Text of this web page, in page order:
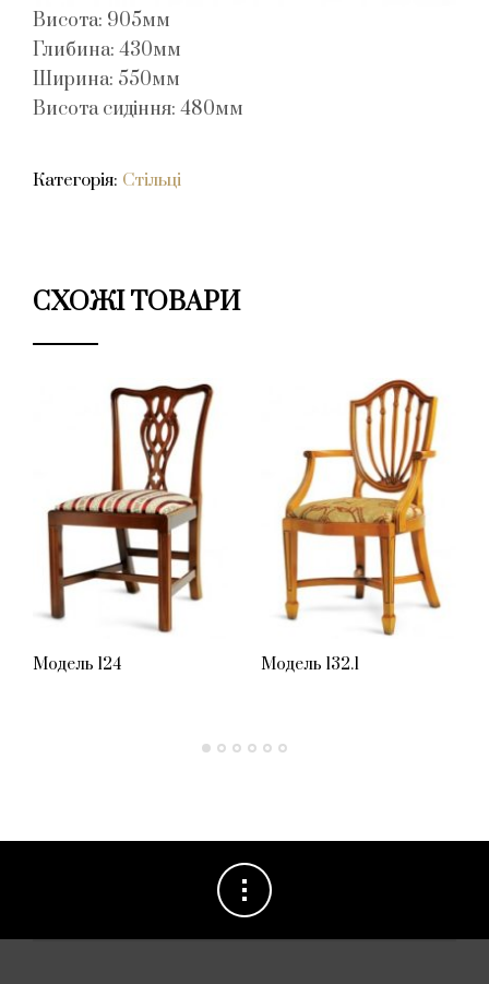
Висота: 905мм
Глибина: 430мм
Ширина: 550мм
Висота сидіння: 480мм
Категорія: Стільці
СХОЖІ ТОВАРИ
Модель 124 Модель 132.1